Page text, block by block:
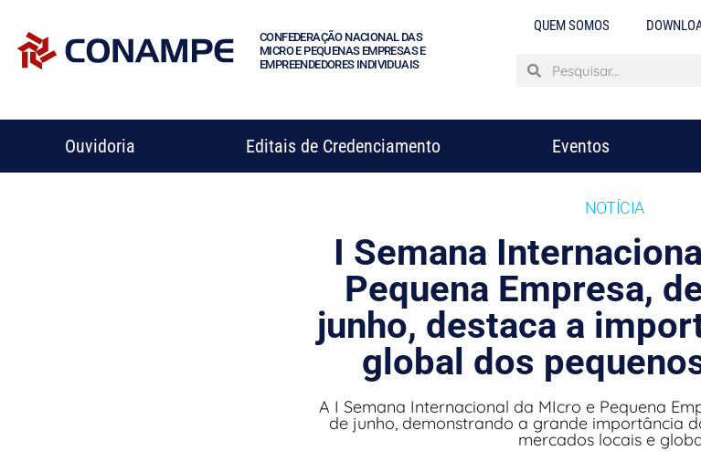
CONFEDERAÇÃO NACIONAL DAS
MICRO E PEQUENAS EMPRESAS E
EMPREENDEDORES INDIVIDUAIS
QUEM SOMOS
Ouvidoria Editais de Credenciamento Eventos
NOTÍCIA
I Semana
Pequena Empresa,
junho, destaca a
global dos
A I Semana Internacional da MIcro e Pequena
de junho, demonstrando a grande importância
mercados locais e